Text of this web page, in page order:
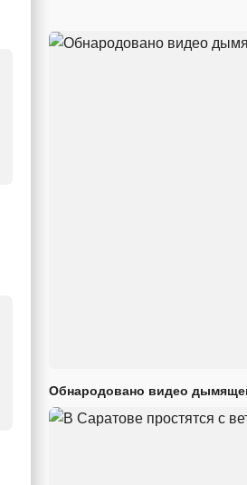
Обнародовано видео